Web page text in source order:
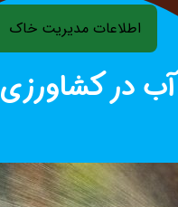
در کشاورزی
اطلاعات مدیریت خاک